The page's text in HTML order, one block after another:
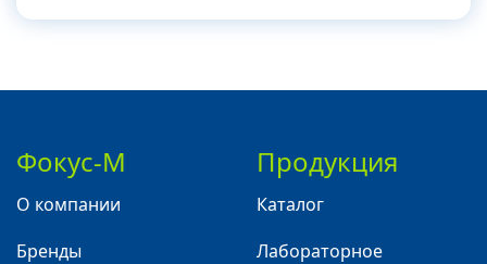
Фокус-М
О компании
Бренды
Продукция
Каталог
Лабораторное